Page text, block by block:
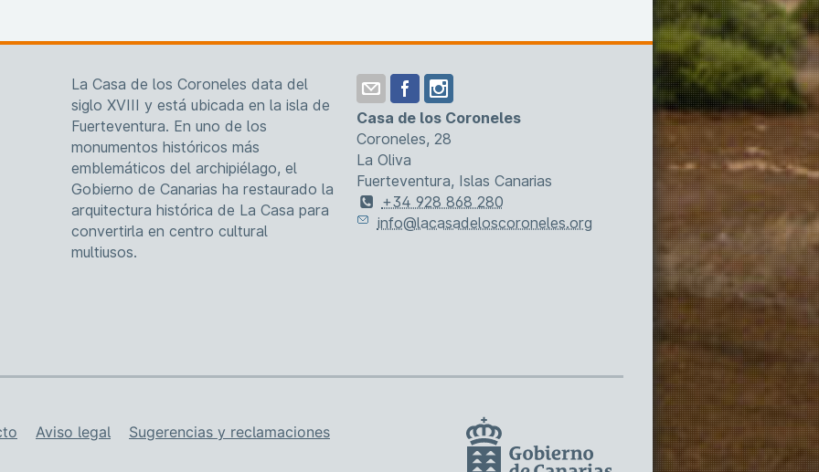
La Casa de los Coroneles data del
siglo XVIII y está ubicada en la isla de
Fuerteventura. En uno de los
monumentos históricos más
emblemáticos del archipiélago, el
Gobierno de Canarias ha restaurado la
arquitectura histórica de La Casa para
convertirla en centro cultural
multiusos.
Casa de los Coroneles
Coroneles, 28
La Oliva
Fuerteventura, Islas Canarias
+34 928 868 280
info@lacasadeloscoroneles.org
Aviso legal Sugerencias y reclamaciones